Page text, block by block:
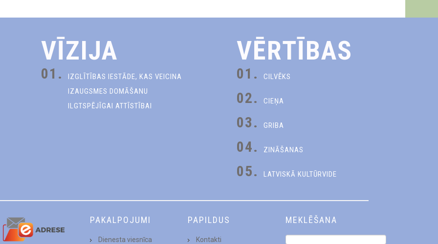
VĪZIJA
01.
IZGLĪTĪBAS IESTĀDE, KAS VEICINA
IZAUGSMES DOMĀŠANU
ILGTSPĒJĪGAI ATTĪSTĪBAI
VĒRTĪBAS
01. CILVĒKS
02. CIEŅA
03. GRIBA
04. ZINĀŠANAS
05. LATVISKĀ KULTŪRVIDE
PAKALPOJUMI
Dienesta viesnīca
PAPILDUS
Kontakti
MEKLĒŠANA